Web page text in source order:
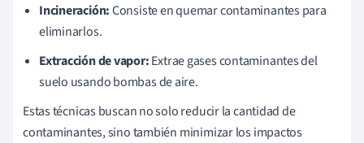
Incineración:Consiste en quemar contaminantes para
eliminarlos.
Extracción de vapor:Extrae gases contaminantes del
suelo usando bombas de aire.
Estas técnicas buscan no solo reducir la cantidad de
contaminantes, sino también minimizar los impactos